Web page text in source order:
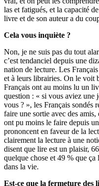
las et fatigués, et la capacité
livre et de son auteur a du
Cela vous inquiète ?
Non, je ne suis pas du tout
c’est tendanciel depuis une
nation de lecture. Les
et à leurs librairies. On le voit
Français ont au moins lu un
question : « si vous aviez une
vous ? », les Français sondés
faire une sortie avec des
ont pu moins le faire depuis
prononcent en faveur de la
clairement la lecture à une
disent que lire est un plaisir,
quelque chose et 49 % que ça
dans la vie.
Est-ce que la fermeture